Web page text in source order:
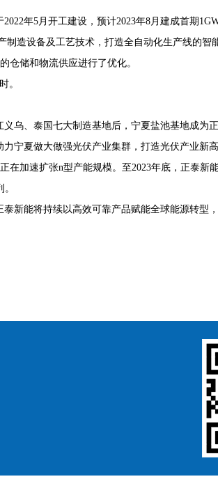
年5月开工建设，预计2023年8月建成首期
制造设备及工艺技术，打造全自动化生产线的智
仓储和物流供应进行了优化。
。
乌、泰国七大制造基地后，宁夏盐池基地成为
宁夏做大做强光伏产业集群，打造光伏产业新高
加速扩张n型产能规模。至2023年底，正泰新
新能将持续以高效可靠产品赋能全球能源转型